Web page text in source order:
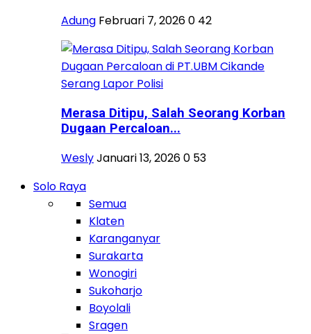
Adung Februari 7, 20260 42
Merasa Ditipu, Salah Seorang Korban
Dugaan Percaloan...
WeslyJanuari 13, 20260 53
Solo Raya
Semua
Klaten
Karanganyar
Surakarta
Wonogiri
Sukoharjo
Boyolali
Sragen